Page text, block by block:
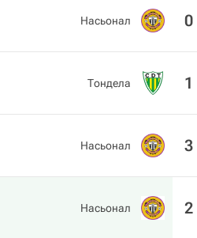
Насьонал 0
Тондела 1
Насьонал 3
Насьонал 2